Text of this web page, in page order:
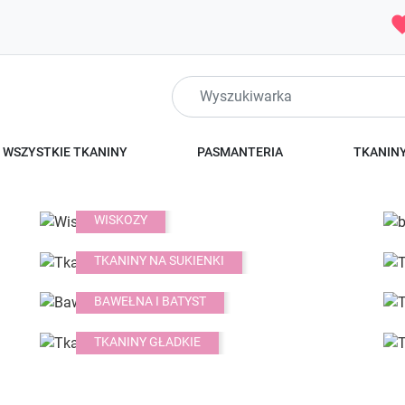
WSZYSTKIE TKANINY PASMANTERIA
WISKOZY
TKANINY NA SUKIENKI
BAWEŁNA I BATYST
TKANINY GŁADKIE